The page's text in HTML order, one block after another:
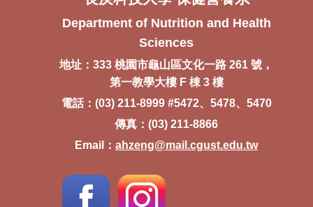
Department of Nutrition and Health
Sciences
地址：333 桃園市龜山區文化一路 261 號，
第一教學大樓 F 棟 3 樓
電話：(03) 211-8999 #5472、5478、5470
傳真：(03) 211-8866
Email： ahzeng@mail.cgust.edu.tw